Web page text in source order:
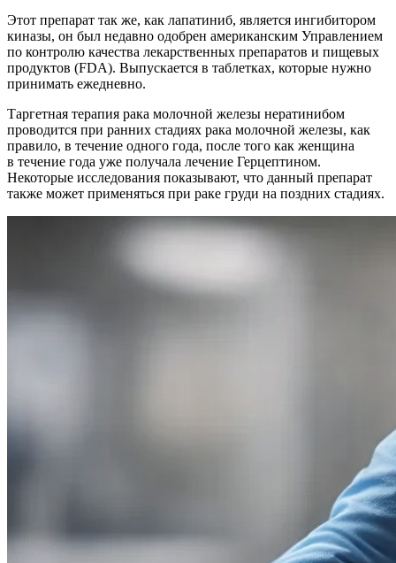
Этот препарат так же, как лапатиниб, является ингибитором
киназы, он был недавно одобрен американским Управлением
по контролю качества лекарственных препаратов и пищевых
продуктов (FDA). Выпускается в таблетках, которые нужно
принимать ежедневно.
Таргетная терапия рака молочной железы нератинибом
проводится при ранних стадиях рака молочной железы, как
правило, в течение одного года, после того как женщина
в течение года уже получала лечение Герцептином.
Некоторые исследования показывают, что данный препарат
также может применяться при раке груди на поздних стадиях.